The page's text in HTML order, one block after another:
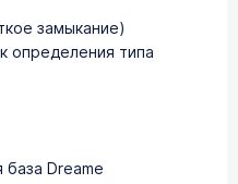
замыкание)
определения типа
база Dreame